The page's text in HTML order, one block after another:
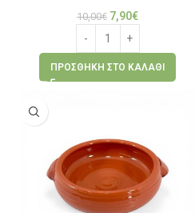
10,00€ 7,90€
ΠΡΟΣΘΉΚΗ ΣΤΟ ΚΑΛΆΘΙ